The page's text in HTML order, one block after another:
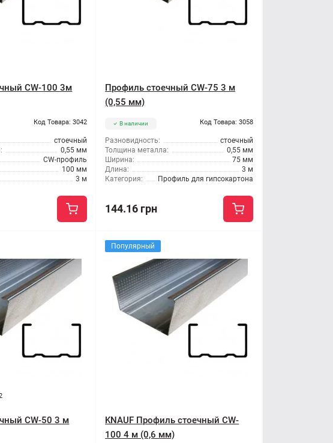
CW-100 3м
Код Товара: 3042
стоечный
0,55 мм
CW-профиль
100 мм
3 м
Профиль стоечный CW-75 3 м
(0,55 мм)
В наличии Код Товара: 3058
Разновидность:
стоечный
Толщина металла:
0,55 мм
Ширина:
75 мм
Длина:
3 м
Категория:
Профиль для гипсокартона
144.16 грн
CW-50 3 м
Популярный
KNAUF Профиль стоечный CW-
100 4 м (0,6 мм)